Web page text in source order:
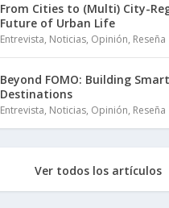
From Cities to (Multi) City-
Future of Urban Life
Entrevista, Noticias, Opinión, Reseña
Beyond FOMO: Building
Destinations
Entrevista, Noticias, Opinión, Reseña
Ver todos los artículos